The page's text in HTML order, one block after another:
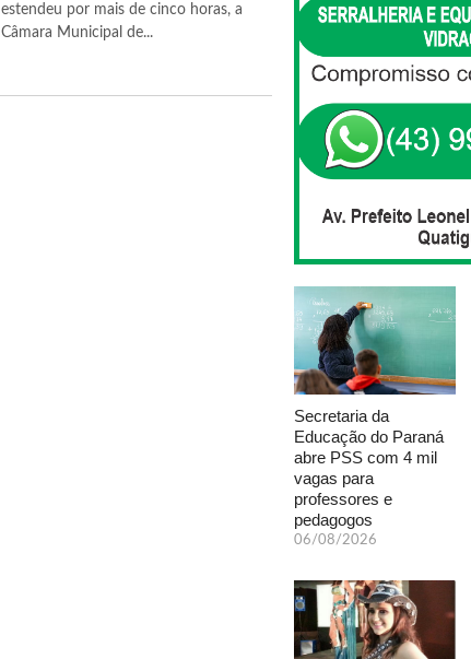
estendeu por mais de cinco horas, a
Câmara Municipal de...
Secretaria da
Educação do Paraná
abre PSS com 4 mil
vagas para
professores e
pedagogos
06/08/2026